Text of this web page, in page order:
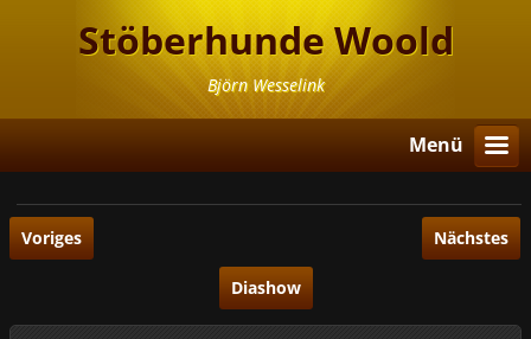
Stöberhunde Woold
Björn Wesselink
Menü
Voriges Nächstes
Diashow